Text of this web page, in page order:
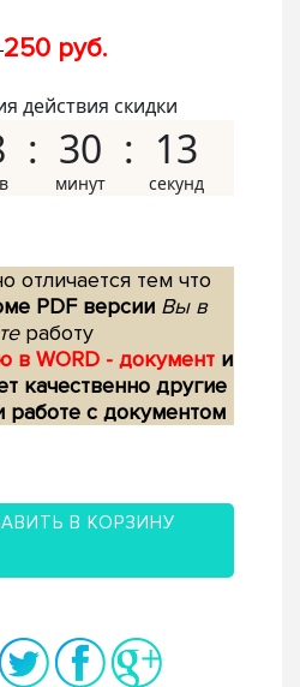
250 руб.
действия скидки
30 12
отличается тем что
PDF версии Вы в
работу
в WORD - документ и
качественно другие
работе с документом
В КОРЗИНУ